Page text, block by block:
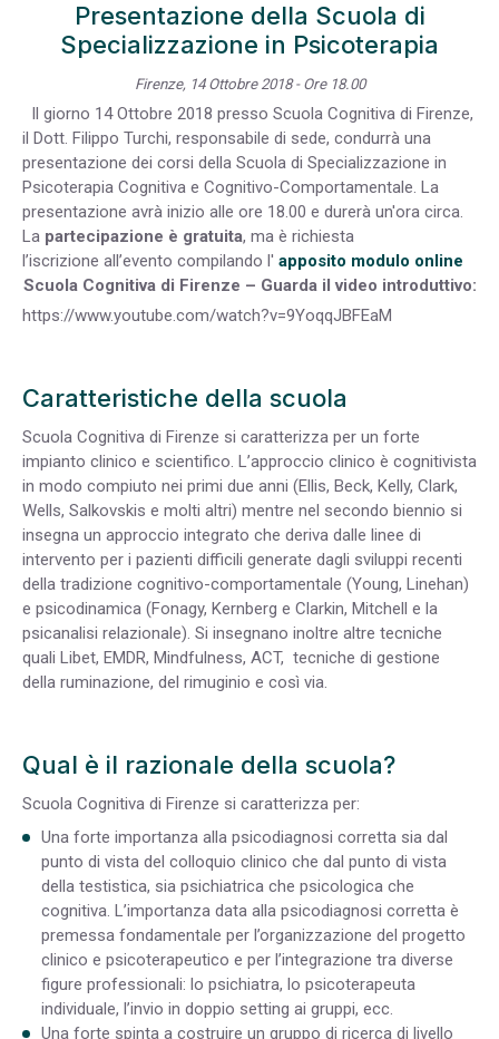
Presentazione della Scuola di
Specializzazione in Psicoterapia
Firenze, 14 Ottobre 2018 - Ore 18.00
Il giorno 14 Ottobre 2018 presso Scuola Cognitiva di Firenze,
il Dott. Filippo Turchi, responsabile di sede, condurrà una
presentazione dei corsi della Scuola di Specializzazione in
Psicoterapia Cognitiva e Cognitivo-Comportamentale. La
presentazione avrà inizio alle ore 18.00 e durerà un'ora circa.
La partecipazione è gratuita, ma è richiesta
l’iscrizione all’evento compilando l' apposito modulo online
Scuola Cognitiva di Firenze – Guarda il video introduttivo:
https://www.youtube.com/watch?v=9YoqqJBFEaM
Caratteristiche della scuola
Scuola Cognitiva di Firenze si caratterizza per un forte
impianto clinico e scientifico. L’approccio clinico è cognitivista
in modo compiuto nei primi due anni (Ellis, Beck, Kelly, Clark,
Wells, Salkovskis e molti altri) mentre nel secondo biennio si
insegna un approccio integrato che deriva dalle linee di
intervento per i pazienti difficili generate dagli sviluppi recenti
della tradizione cognitivo-comportamentale (Young, Linehan)
e psicodinamica (Fonagy, Kernberg e Clarkin, Mitchell e la
psicanalisi relazionale). Si insegnano inoltre altre tecniche
quali Libet, EMDR, Mindfulness, ACT, tecniche di gestione
della ruminazione, del rimuginio e così via.
Qual è il razionale della scuola?
Scuola Cognitiva di Firenze si caratterizza per:
Una forte importanza alla psicodiagnosi corretta sia dal
punto di vista del colloquio clinico che dal punto di vista
della testistica, sia psichiatrica che psicologica che
cognitiva. L’importanza data alla psicodiagnosi corretta è
premessa fondamentale per l’organizzazione del progetto
clinico e psicoterapeutico e per l’integrazione tra diverse
figure professionali: lo psichiatra, lo psicoterapeuta
individuale, l’invio in doppio setting ai gruppi, ecc.
Una forte spinta a costruire un gruppo di ricerca di livello